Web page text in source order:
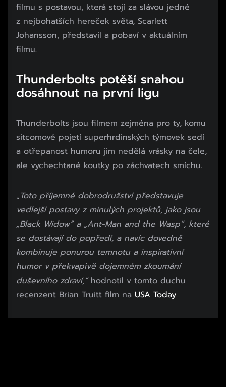
filmu s postavou, která stojí za slávou jedné
z nejbohatších hereček světa, Scarlett
Johansson, představil a pobaví v aktuálním
filmu.
Thunderbolts potěší snahou
dosáhnout na první ligu
Thunderbolts jsou filmem zejména pro ty, komu
sitcomové pojetí superhrdinských týmovek sedí
a otřepanost humoru jim nedělá vrásky na čele,
ale vychechtané koutky po záchvatech smíchu.
„Toto příjemné dobrodružství představuje
vedlejší postavy z minulých projektů, jako jsou
„Black Widow“ a „Ant-Man and the Wasp“, které
se dostávají do popředí, a navíc dovedně
kombinuje ponurou temnotu a inspirativní
humor v překvapivě dojemném zkoumání
duševního zdraví,“hodnotil v tomto duchu
recenzent Brian Truitt film na USA Today.